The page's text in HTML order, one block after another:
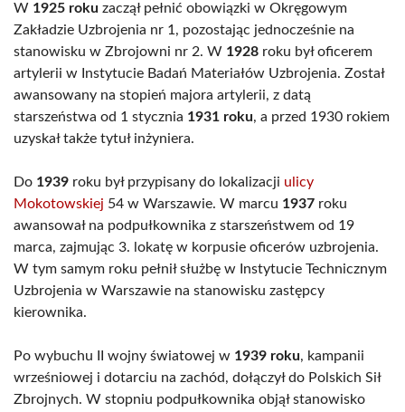
W 1925 roku zaczął pełnić obowiązki w Okręgowym
Zakładzie Uzbrojenia nr 1, pozostając jednocześnie na
stanowisku w Zbrojowni nr 2. W 1928 roku był oficerem
artylerii w Instytucie Badań Materiałów Uzbrojenia. Został
awansowany na stopień majora artylerii, z datą
starszeństwa od 1 stycznia 1931 roku, a przed 1930 rokiem
uzyskał także tytuł inżyniera.
Do 1939 roku był przypisany do lokalizacji ulicy
Mokotowskiej 54 w Warszawie. W marcu 1937 roku
awansował na podpułkownika z starszeństwem od 19
marca, zajmując 3. lokatę w korpusie oficerów uzbrojenia.
W tym samym roku pełnił służbę w Instytucie Technicznym
Uzbrojenia w Warszawie na stanowisku zastępcy
kierownika.
Po wybuchu II wojny światowej w 1939 roku, kampanii
wrześniowej i dotarciu na zachód, dołączył do Polskich Sił
Zbrojnych. W stopniu podpułkownika objął stanowisko